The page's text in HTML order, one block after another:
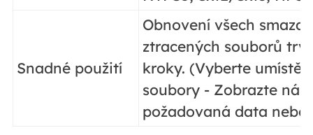
Snadné použití
Obnovení všech
ztracených souborů
kroky. (Vyberte
soubory - Zobrazte
požadovaná data nebo